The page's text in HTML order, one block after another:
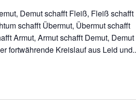
Demut schafft Fleiß, Fleiß schafft
schafft Übermut, Übermut schafft
Armut, Armut schafft Demut, Demut
fortwährende Kreislauf aus Leid